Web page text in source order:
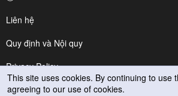
Liên hệ
Quy định và Nội quy
Privacy Policy
Trợ giúp
This site uses cookies. By continuing to use
agreeing to our use of cookies.